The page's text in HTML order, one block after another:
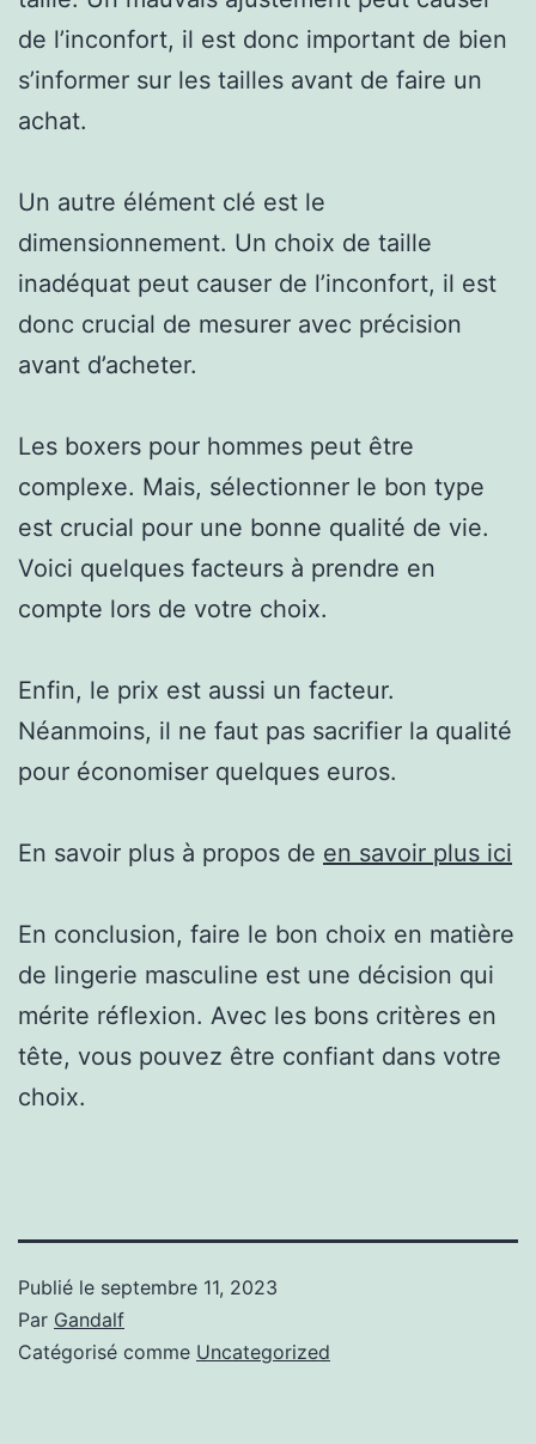
de l’inconfort, il est donc important de bien
s’informer sur les tailles avant de faire un
achat.
Un autre élément clé est le
dimensionnement. Un choix de taille
inadéquat peut causer de l’inconfort, il est
donc crucial de mesurer avec précision
avant d’acheter.
Les boxers pour hommes peut être
complexe. Mais, sélectionner le bon type
est crucial pour une bonne qualité de vie.
Voici quelques facteurs à prendre en
compte lors de votre choix.
Enfin, le prix est aussi un facteur.
Néanmoins, il ne faut pas sacrifier la qualité
pour économiser quelques euros.
En savoir plus à propos de en savoir plus ici
En conclusion, faire le bon choix en matière
de lingerie masculine est une décision qui
mérite réflexion. Avec les bons critères en
tête, vous pouvez être confiant dans votre
choix.
Publié le septembre 11, 2023
Par Gandalf
Catégorisé comme Uncategorized